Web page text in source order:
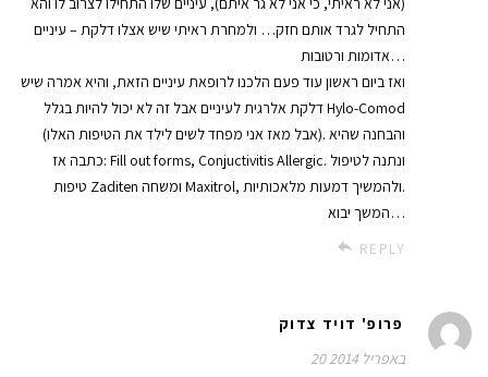
התחיל לגרד אותם חזק… ולמחרת ראיתי שיש אצלו דלקת – עיניים
אדומות ורטובות…
ואז ביום ראשון עוד פעם הלכנו לרופאת עיניים הזאת, והיא אמרה שיש
דלקת אלרגית לעיניים אבל זה לא יכול להיות בגלל Hylo-Comod
(אבל מאז אני מפחד לשים לילד את הטיפות האלו). והבחנה שהיא
כתבה אז: Fill out forms, Conjuctivitis Allergic. ונתנה לטיפול
טיפות Zaditen ומשחה Maxitrol, ולהמשיך דמעות מלאכותיות.
המשך יבוא…
REPLY
פרופ' דויד צדוק
20 באפריל 2014